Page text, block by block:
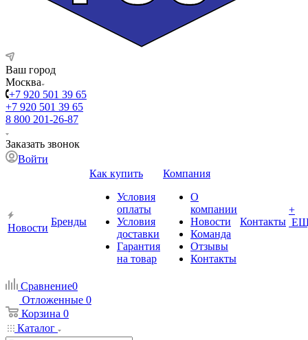
Ваш город
Москва
+7 920 501 39 65
+7 920 501 39 65
8 800 201-26-87
Заказать звонок
Войти
Новости
Бренды
Как купить
Условия
оплаты
Условия
доставки
Гарантия
на товар
Компания
О
компании
Новости
Команда
Отзывы
Контакты
Контакты
+
Сравнение0
Отложенные 0
Корзина 0
Каталог